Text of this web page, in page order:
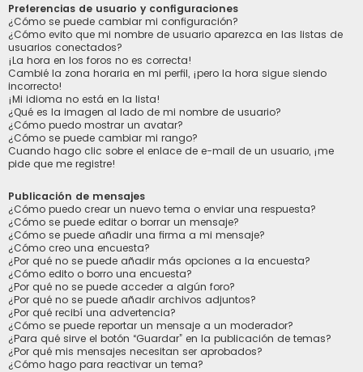
Preferencias de usuario y configuraciones
¿Cómo se puede cambiar mi configuración?
¿Cómo evito que mi nombre de usuario aparezca en las listas de
usuarios conectados?
¡La hora en los foros no es correcta!
Cambié la zona horaria en mi perfil, ¡pero la hora sigue siendo
incorrecto!
¡Mi idioma no está en la lista!
¿Qué es la imagen al lado de mi nombre de usuario?
¿Cómo puedo mostrar un avatar?
¿Cómo se puede cambiar mi rango?
Cuando hago clic sobre el enlace de e-mail de un usuario, ¡me
pide que me registre!
Publicación de mensajes
¿Cómo puedo crear un nuevo tema o enviar una respuesta?
¿Cómo se puede editar o borrar un mensaje?
¿Cómo se puede añadir una firma a mi mensaje?
¿Cómo creo una encuesta?
¿Por qué no se puede añadir más opciones a la encuesta?
¿Cómo edito o borro una encuesta?
¿Por qué no se puede acceder a algún foro?
¿Por qué no se puede añadir archivos adjuntos?
¿Por qué recibí una advertencia?
¿Cómo se puede reportar un mensaje a un moderador?
¿Para qué sirve el botón “Guardar” en la publicación de temas?
¿Por qué mis mensajes necesitan ser aprobados?
¿Cómo hago para reactivar un tema?